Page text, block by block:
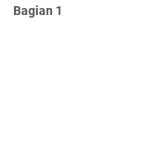
Bagian 1